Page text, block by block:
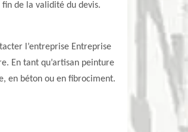
de la validité du devis.
l’entreprise Entreprise
En tant qu’artisan peinture
en béton ou en fibrociment.